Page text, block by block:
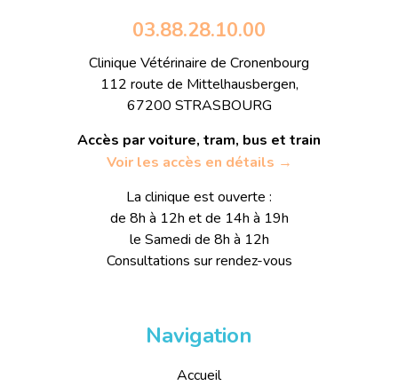
03.88.28.10.00
Clinique Vétérinaire de Cronenbourg
112 route de Mittelhausbergen,
67200 STRASBOURG
Accès par voiture, tram, bus et train
Voir les accès en détails →
La clinique est ouverte :
de 8h à 12h et de 14h à 19h
le Samedi de 8h à 12h
Consultations sur rendez-vous
Navigation
Accueil